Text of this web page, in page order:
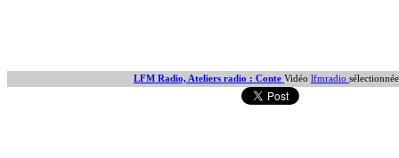
LFM Radio, Ateliers radio : Conte Vidéo lfmradio